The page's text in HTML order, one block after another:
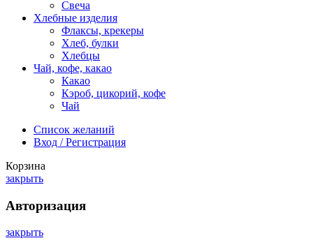
Свеча
Хлебные изделия
Флаксы, крекеры
Хлеб, булки
Хлебцы
Чай, кофе, какао
Какао
Кэроб, цикорий, кофе
Чай
Список желаний
Вход / Регистрация
Корзина
закрыть
Авторизация
закрыть